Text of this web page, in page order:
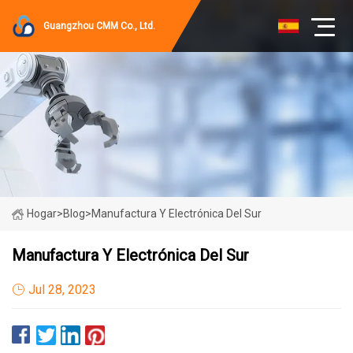
Guangzhou CMM Co., Ltd.
Hogar>Blog>Manufactura Y Electrónica Del Sur
Manufactura Y Electrónica Del Sur
Jul 28, 2023